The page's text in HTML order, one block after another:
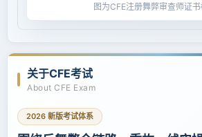
图为CFE注册舞弊审查师证书
关于CFE考试
About CFE Exam
2026 新版考试体系